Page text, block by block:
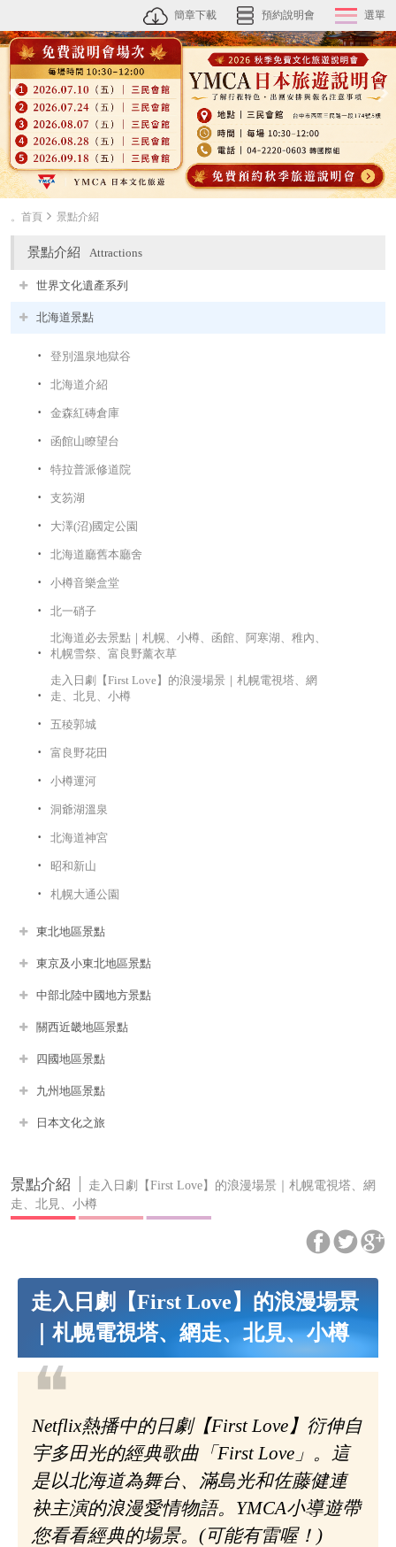
簡章下載 預約說明會 選單
。首頁 景點介紹
景點介紹 Attractions
世界文化遺產系列
北海道景點
登別溫泉地獄谷
北海道介紹
金森紅磚倉庫
函館山瞭望台
特拉普派修道院
支笏湖
大澤(沼)國定公園
北海道廳舊本廳舍
小樽音樂盒堂
北一硝子
北海道必去景點｜札幌、小樽、函館、阿寒湖、稚內、
札幌雪祭、富良野薰衣草
走入日劇【First Love】的浪漫場景｜札幌電視塔、網
走、北見、小樽
五稜郭城
富良野花田
小樽運河
洞爺湖溫泉
北海道神宮
昭和新山
札幌大通公園
東北地區景點
東京及小東北地區景點
中部北陸中國地方景點
關西近畿地區景點
四國地區景點
九州地區景點
日本文化之旅
景點介紹
走入日劇【First Love】的浪漫場景｜札幌電視塔、網
走、北見、小樽
走入日劇【First Love】的浪漫場景
｜札幌電視塔、網走、北見、小樽
❝
Netflix熱播中的日劇【First Love】衍伸自
宇多田光的經典歌曲「First Love」。這
是以北海道為舞台、滿島光和佐藤健連
袂主演的浪漫愛情物語。YMCA小導遊帶
您看看經典的場景。(可能有雷喔！)